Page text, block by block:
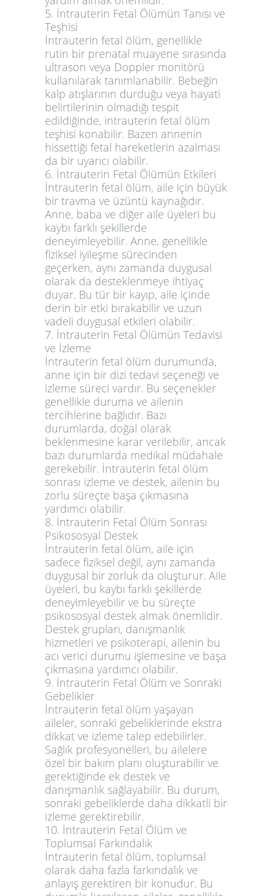
5. İntrauterin Fetal Ölümün Tanısı ve
Teşhisi
İntrauterin fetal ölüm, genellikle
rutin bir prenatal muayene sırasında
ultrason veya Doppler monitörü
kullanılarak tanımlanabilir. Bebeğin
kalp atışlarının durduğu veya hayati
belirtilerinin olmadığı tespit
edildiğinde, intrauterin fetal ölüm
teşhisi konabilir. Bazen annenin
hissettiği fetal hareketlerin azalması
da bir uyarıcı olabilir.
6. İntrauterin Fetal Ölümün Etkileri
İntrauterin fetal ölüm, aile için büyük
bir travma ve üzüntü kaynağıdır.
Anne, baba ve diğer aile üyeleri bu
kaybı farklı şekillerde
deneyimleyebilir. Anne, genellikle
fiziksel iyileşme sürecinden
geçerken, aynı zamanda duygusal
olarak da desteklenmeye ihtiyaç
duyar. Bu tür bir kayıp, aile içinde
derin bir etki bırakabilir ve uzun
vadeli duygusal etkileri olabilir.
7. İntrauterin Fetal Ölümün Tedavisi
ve İzleme
İntrauterin fetal ölüm durumunda,
anne için bir dizi tedavi seçeneği ve
izleme süreci vardır. Bu seçenekler
genellikle duruma ve ailenin
tercihlerine bağlıdır. Bazı
durumlarda, doğal olarak
beklenmesine karar verilebilir, ancak
bazı durumlarda medikal müdahale
gerekebilir. İntrauterin fetal ölüm
sonrası izleme ve destek, ailenin bu
zorlu süreçte başa çıkmasına
yardımcı olabilir.
8. İntrauterin Fetal Ölüm Sonrası
Psikososyal Destek
İntrauterin fetal ölüm, aile için
sadece fiziksel değil, aynı zamanda
duygusal bir zorluk da oluşturur. Aile
üyeleri, bu kaybı farklı şekillerde
deneyimleyebilir ve bu süreçte
psikososyal destek almak önemlidir.
Destek grupları, danışmanlık
hizmetleri ve psikoterapi, ailenin bu
acı verici durumu işlemesine ve başa
çıkmasına yardımcı olabilir.
9. İntrauterin Fetal Ölüm ve Sonraki
Gebelikler
İntrauterin fetal ölüm yaşayan
aileler, sonraki gebeliklerinde ekstra
dikkat ve izleme talep edebilirler.
Sağlık profesyonelleri, bu ailelere
özel bir bakım planı oluşturabilir ve
gerektiğinde ek destek ve
danışmanlık sağlayabilir. Bu durum,
sonraki gebeliklerde daha dikkatli bir
izleme gerektirebilir.
10. İntrauterin Fetal Ölüm ve
Toplumsal Farkındalık
İntrauterin fetal ölüm, toplumsal
olarak daha fazla farkındalık ve
anlayış gerektiren bir konudur. Bu